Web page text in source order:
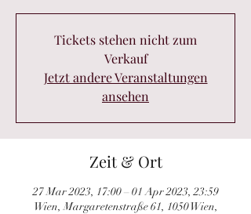
Tickets stehen nicht zum
Verkauf
Jetzt andere Veranstaltungen
ansehen
Zeit & Ort
27 Mar 2023, 17:00 – 01 Apr 2023, 23:59
Wien, Margaretenstraße 61, 1050 Wien,